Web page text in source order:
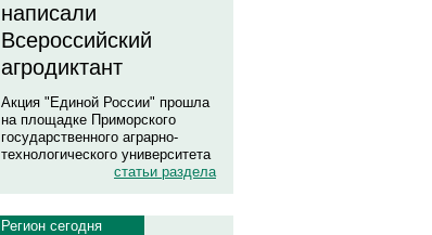
написали
Всероссийский
агродиктант
Акция "Единой России" прошла
на площадке Приморского
государственного аграрно-
технологического университета
статьи раздела
Регион сегодня